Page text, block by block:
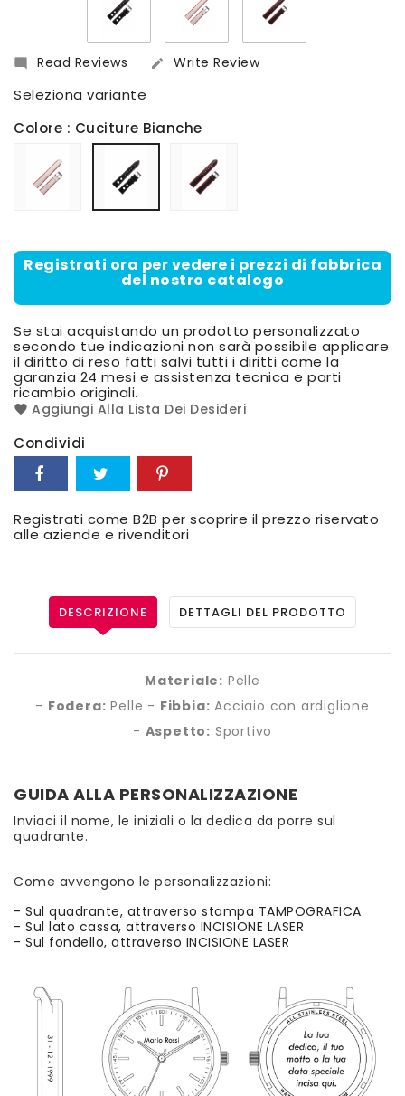
 Read Reviews  Write Review
Seleziona variante
Colore : Cuciture Bianche
Bianco
Bianche
Registrati ora per vedere i prezzi di fabbrica
del nostro catalogo
Se stai acquistando un prodotto personalizzato
secondo tue indicazioni non sarà possibile applicare
il diritto di reso fatti salvi tutti i diritti come la
garanzia 24 mesi e assistenza tecnica e parti
ricambio originali.
Aggiungi Alla Lista Dei Desideri
Condividi
Registrati come B2B per scoprire il prezzo riservato
alle aziende e rivenditori
DESCRIZIONE DETTAGLI DEL PRODOTTO
Materiale: Pelle
- Fodera: Pelle - Fibbia: Acciaio con ardiglione
- Aspetto: Sportivo
GUIDA ALLA PERSONALIZZAZIONE
Inviaci il nome, le iniziali o la dedica da porre sul
quadrante.
Come avvengono le personalizzazioni:
- Sul quadrante, attraverso stampa TAMPOGRAFICA
- Sul lato cassa, attraverso INCISIONE LASER
- Sul fondello, attraverso INCISIONE LASER